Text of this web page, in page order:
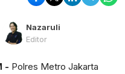
Nazaruli
Editor
- Polres Metro Jakarta